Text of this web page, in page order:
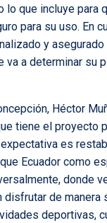
lo que incluye para
para su uso. En
y asegurado
va a determinar su
Héctor
tiene el proyecto
expectativa es
Ecuador como
donde
disfrutar de manera
deportivas,